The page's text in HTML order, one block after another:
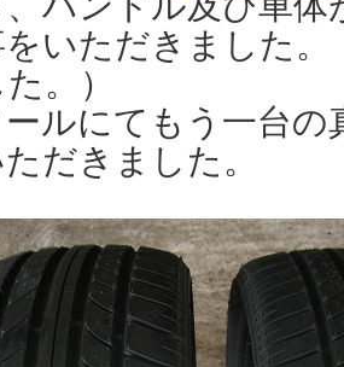
をいただきました
。）
ルにてもう一台
だきました。